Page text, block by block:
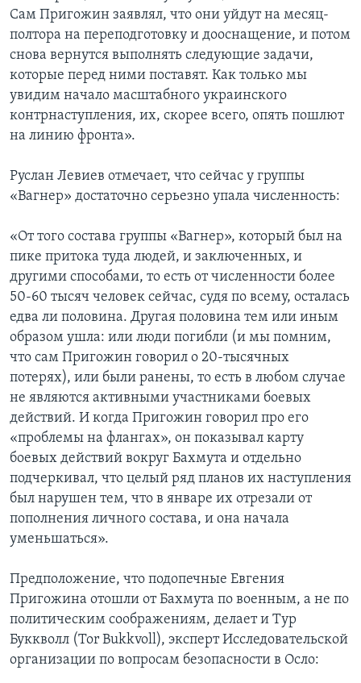
Сам Пригожин заявлял, что они уйдут на месяц-
полтора на переподготовку и дооснащение, и потом
снова вернутся выполнять следующие задачи,
которые перед ними поставят. Как только мы
увидим начало масштабного украинского
контрнаступления, их, скорее всего, опять пошлют
на линию фронта».
Руслан Левиев отмечает, что сейчас у группы
«Вагнер» достаточно серьезно упала численность:
«От того состава группы «Вагнер», который был на
пике притока туда людей, и заключенных, и
другими способами, то есть от численности более
50-60 тысяч человек сейчас, судя по всему, осталась
едва ли половина. Другая половина тем или иным
образом ушла: или люди погибли (и мы помним,
что сам Пригожин говорил о 20-тысячных
потерях), или были ранены, то есть в любом случае
не являются активными участниками боевых
действий. И когда Пригожин говорил про его
«проблемы на флангах», он показывал карту
боевых действий вокруг Бахмута и отдельно
подчеркивал, что целый ряд планов их наступления
был нарушен тем, что в январе их отрезали от
пополнения личного состава, и она начала
уменьшаться».
Предположение, что подопечные Евгения
Пригожина отошли от Бахмута по военным, а не по
политическим соображениям, делает и Тур
Буккволл (Tor Bukkvoll), эксперт Исследовательской
организации по вопросам безопасности в Осло: